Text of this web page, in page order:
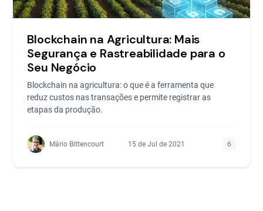
Blockchain na Agricultura: Mais
Segurança e Rastreabilidade para o
Seu Negócio
Blockchain na agricultura: o que é a ferramenta que
reduz custos nas transações e permite registrar as
etapas da produção.
Mário Bittencourt 15 de Jul de 2021 6